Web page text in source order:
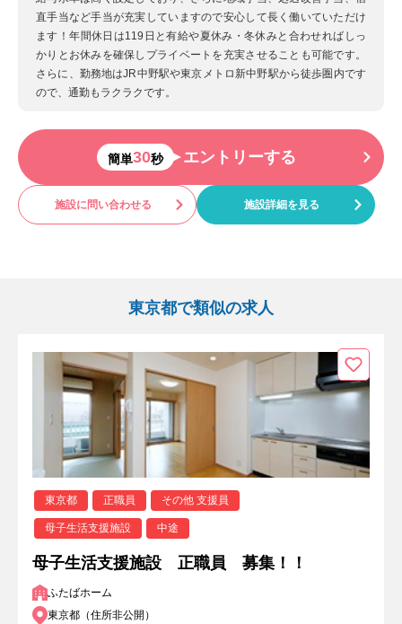
直手当など手当が充実していますので安心して長く働いていただけ
ます！年間休日は119日と有給や夏休み・冬休みと合わせればしっ
かりとお休みを確保しプライベートを充実させることも可能です。
さらに、勤務地はJR中野駅や東京メトロ新中野駅から徒歩圏内です
ので、通勤もラクラクです。
簡単30秒 エントリーする
施設に問い合わせる 施設詳細を見る
東京都で類似の求人
東京都 正職員 その他 支援員
母子生活支援施設 中途
母子生活支援施設 正職員 募集！！
ふたばホーム
東京都（住所非公開）